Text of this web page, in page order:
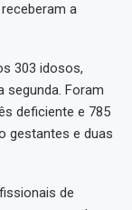
a
303 idosos,
segunda. Foram
deficiente e 785
gestantes e duas
de